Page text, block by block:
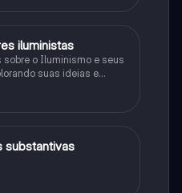
iluministas
o Iluminismo e seus
suas ideias e
substantivas